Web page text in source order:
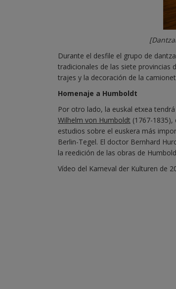
Durante el desfile el grupo de
tradicionales de las siete provincias
trajes y la decoración de la
Homenaje a Humboldt
Por otro lado, la euskal etxea
Wilhelm von Humboldt (1767-1835),
estudios sobre el euskera más
Berlin-Tegel. El doctor Bernhard
la reedición de las obras de
Vídeo del Karneval der Kulturen de